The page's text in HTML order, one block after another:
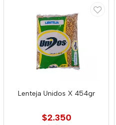
Lenteja Unidos X 454gr
$2.350